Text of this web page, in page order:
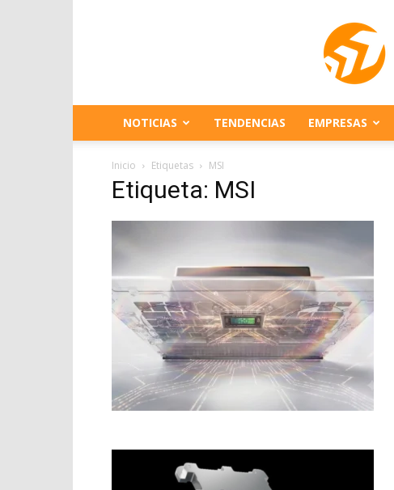
NOTICIAS TENDENCIAS EMPRESAS
Inicio Etiquetas MSI
Etiqueta: MSI